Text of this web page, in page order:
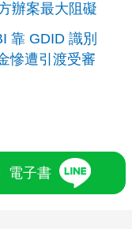
辦案最大阻礙
靠 GDID 識別
慘遭引渡受審
電子書